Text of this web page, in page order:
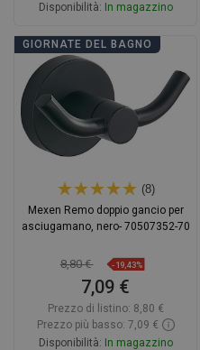
Disponibilità: In magazzino
Aggiungi al carrello
Confrontare
GIORNATE DEL BAGNO
(8)
Mexen Remo doppio gancio per
asciugamano, nero- 70507352-70
8,80 € -19,43%
7,09 €
Prezzo di listino: 8,80 €
Prezzo più basso: 7,09 €
Disponibilità: In magazzino